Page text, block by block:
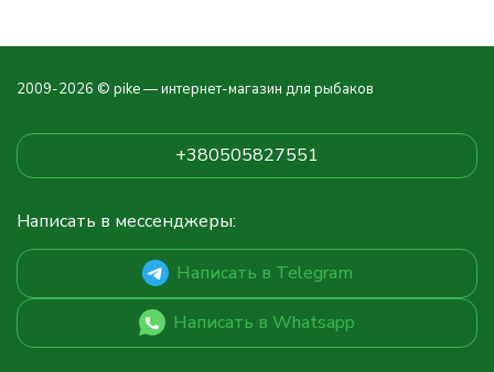
2009-2026 © pike — интернет-магазин для рыбаков
+380505827551
Написать в мессенджеры:
Написать в Telegram
Написать в Whatsapp